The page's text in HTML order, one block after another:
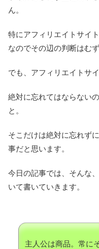
ん。
特にアフィリエイトサイ
なのでその辺の判断はむ
でも、アフィリエイトサ
絶対に忘れてはならない
と。
そこだけは絶対に忘れず
事だと思います。
今日の記事では、そんな
いて書いていきます。
主人公は商品。常に